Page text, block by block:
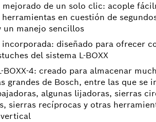
de un solo clic: acople
herramientas en cuestión de
un manejo sencillos
diseñado para ofrecer
del sistema L-BOXX
BOXX-4: creado para almacenar
grandes de Bosch, entre las que se
algunas lijadoras, sierras
sierras recíprocas y otras